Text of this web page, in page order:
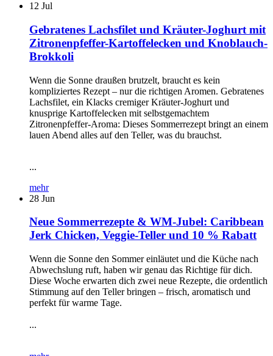
12 Jul
Gebratenes Lachsfilet und Kräuter-Joghurt mit
Zitronenpfeffer-Kartoffelecken und Knoblauch-
Brokkoli
Wenn die Sonne draußen brutzelt, braucht es kein
kompliziertes Rezept – nur die richtigen Aromen. Gebratenes
Lachsfilet, ein Klacks cremiger Kräuter-Joghurt und
knusprige Kartoffelecken mit selbstgemachtem
Zitronenpfeffer-Aroma: Dieses Sommerrezept bringt an einem
lauen Abend alles auf den Teller, was du brauchst.
...
mehr
28 Jun
Neue Sommerrezepte & WM-Jubel: Caribbean
Jerk Chicken, Veggie-Teller und 10 % Rabatt
Wenn die Sonne den Sommer einläutet und die Küche nach
Abwechslung ruft, haben wir genau das Richtige für dich.
Diese Woche erwarten dich zwei neue Rezepte, die ordentlich
Stimmung auf den Teller bringen – frisch, aromatisch und
perfekt für warme Tage.
...